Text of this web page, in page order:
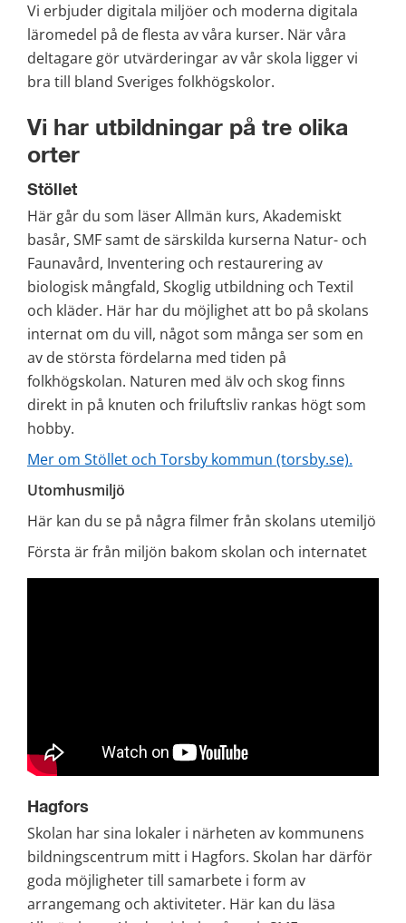
Vi erbjuder digitala miljöer och moderna digitala
läromedel på de flesta av våra kurser. När våra
deltagare gör utvärderingar av vår skola ligger vi
bra till bland Sveriges folkhögskolor.
Vi har utbildningar på tre olika
orter
Stöllet
Här går du som läser Allmän kurs, Akademiskt
basår, SMF samt de särskilda kurserna Natur- och
Faunavård, Inventering och restaurering av
biologisk mångfald, Skoglig utbildning och Textil
och kläder. Här har du möjlighet att bo på skolans
internat om du vill, något som många ser som en
av de största fördelarna med tiden på
folkhögskolan. Naturen med älv och skog finns
direkt in på knuten och friluftsliv rankas högt som
hobby.
Mer om Stöllet och Torsby kommun (torsby.se).
Utomhusmiljö
Här kan du se på några filmer från skolans utemiljö
Första är från miljön bakom skolan och internatet
Hagfors
Skolan har sina lokaler i närheten av kommunens
bildningscentrum mitt i Hagfors. Skolan har därför
goda möjligheter till samarbete i form av
arrangemang och aktiviteter. Här kan du läsa